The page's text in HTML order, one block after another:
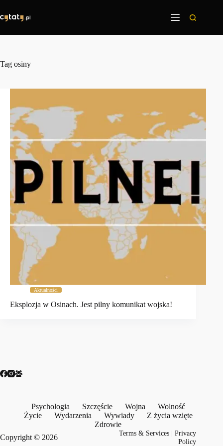
treści
Tag osiny
Aktualności
Eksplozja w Osinach. Jest pilny komunikat wojska!
Psychologia Szczęście Wojna
Wolność
Życie
Wydarzenia Wywiady
Z życia wzięte
Zdrowie
Copyright © 2026
Terms & Services |Privacy
Policy